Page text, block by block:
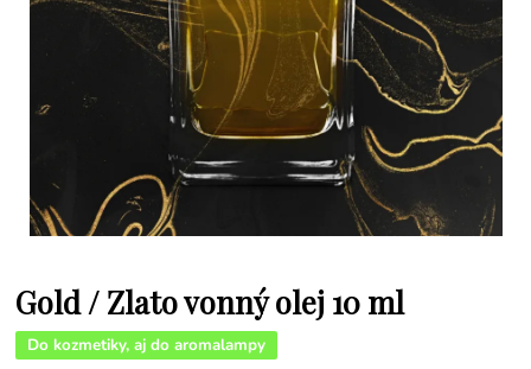
Gold / Zlato vonný olej 10 ml
Do kozmetiky, aj do aromalampy